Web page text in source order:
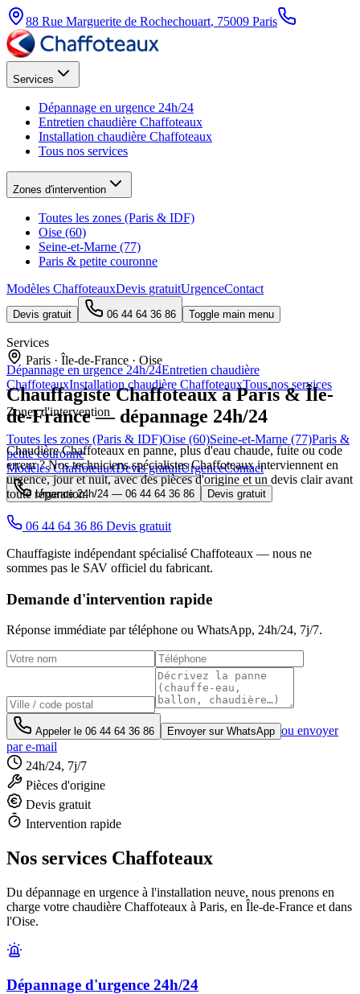
88 Rue Marguerite de Rochechouart, 75009 Paris
Services
Dépannage en urgence 24h/24
Entretien chaudière Chaffoteaux
Installation chaudière Chaffoteaux
Tous nos services
Zones d'intervention
Toutes les zones (Paris & IDF)
Oise (60)
Seine-et-Marne (77)
Paris & petite couronne
Modèles ChaffoteauxDevis gratuitUrgenceContact
Devis gratuit 06 44 64 36 86 Toggle main menu
Services
Dépannage en urgence 24h/24Entretien chaudière
ChaffoteauxInstallation chaudière ChaffoteauxTous nos services
Zones d'intervention
Toutes les zones (Paris & IDF)Oise (60)Seine-et-Marne (77)Paris &
petite couronne
Modèles ChaffoteauxDevis gratuitUrgenceContact
Urgence 24h/24 — 06 44 64 36 86 Devis gratuit
Paris · Île-de-France · Oise
ChauffagisteChaffoteauxà Paris & Île-
de-France — dépannage 24h/24
Chaudière Chaffoteaux en panne, plus d'eau chaude, fuite ou code
erreur ? Nos techniciens spécialistes Chaffoteaux interviennent en
urgence, jour et nuit, avec des pièces d'origine et un devis clair avant
toute réparation.
06 44 64 36 86 Devis gratuit
Chauffagiste indépendant spécialisé Chaffoteaux — nous ne
sommes pas le SAV officiel du fabricant.
Demande d'intervention rapide
Réponse immédiate par téléphone ou WhatsApp, 24h/24, 7j/7.
Appeler le 06 44 64 36 86 Envoyer sur WhatsApp ou envoyer
par e-mail
24h/24, 7j/7
Pièces d'origine
Devis gratuit
Intervention rapide
Nos services Chaffoteaux
Du dépannage en urgence à l'installation neuve, nous prenons en
charge votre chaudière Chaffoteaux à Paris, en Île-de-France et dans
l'Oise.
Dépannage d'urgence 24h/24